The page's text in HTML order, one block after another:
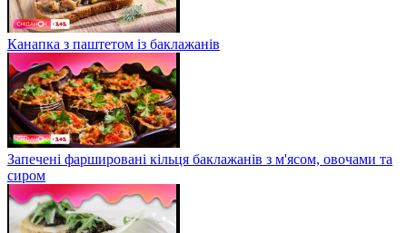
Канапка з паштетом із баклажанів
Запечені фаршировані кільця баклажанів з м'ясом, овочами та
сиром